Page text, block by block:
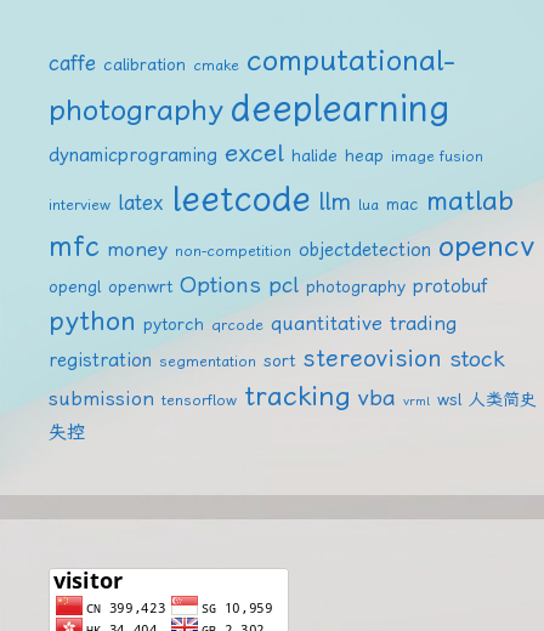
caffe calibration cmake computational-
photography deeplearning
dynamicprograming excel halide heap image fusion
interview latex leetcode llm lua mac matlab
mfc money non-competition objectdetection opencv
opengl openwrt Options pcl photography protobuf
python pytorch qrcode quantitative trading
registration segmentation sort stereovision stock
submission tensorflow tracking vba vrml wsl 人类简史
失控